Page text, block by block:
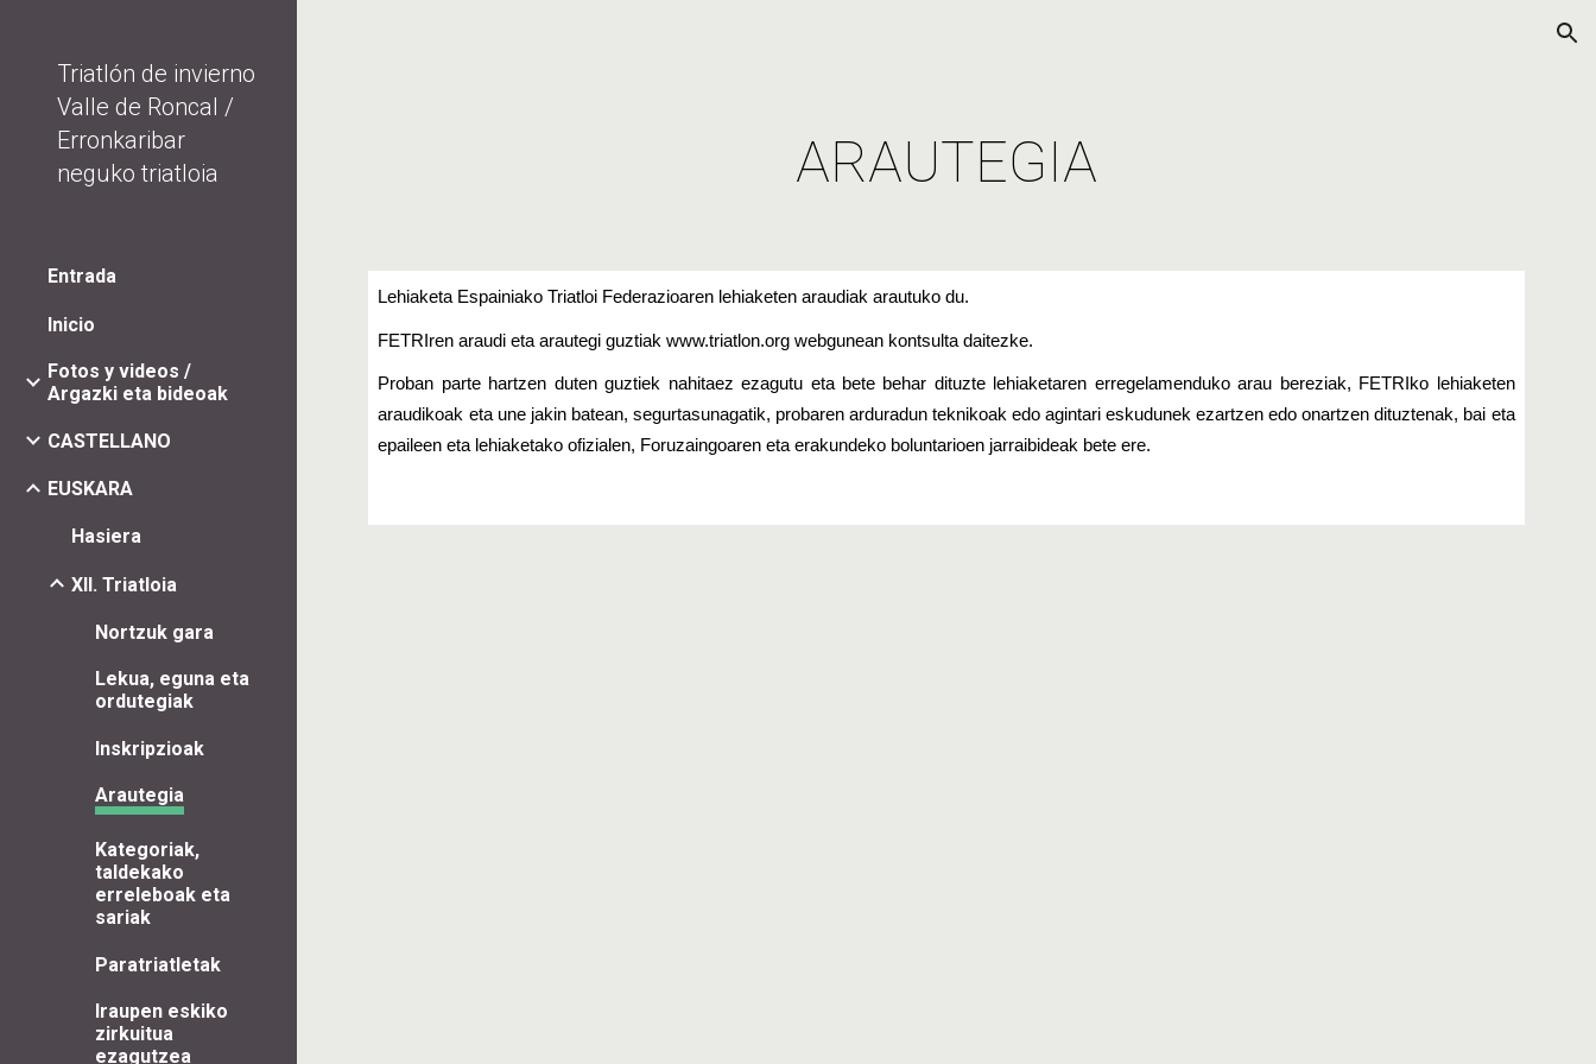
Triatlón de invierno
Valle de Roncal /
Erronkaribar
neguko triatloia
Entrada
Inicio
Fotos y videos /
Argazki eta bideoak
CASTELLANO
EUSKARA
Hasiera
XII. Triatloia
Nortzuk gara
Lekua, eguna eta
ordutegiak
Inskripzioak
Arautegia
Kategoriak,
taldekako
erreleboak eta
sariak
Paratriatletak
Iraupen eskiko
zirkuitua
ezagutzea
ARAUTEGIA
Lehiaketa Espainiako Triatloi Federazioaren lehiaketen araudiak arautuko du.
FETRIren araudi eta arautegi guztiak www.triatlon.org webgunean kontsulta daitezke.
Proban parte hartzen duten guztiek nahitaez ezagutu eta bete behar dituzte lehiaketaren erregelamenduko arau bereziak, FETRIko lehiaketen
araudikoak eta une jakin batean, segurtasunagatik, probaren arduradun teknikoak edo agintari eskudunek ezartzen edo onartzen dituztenak, bai eta
epaileen eta lehiaketako ofizialen, Foruzaingoaren eta erakundeko boluntarioen jarraibideak bete ere.